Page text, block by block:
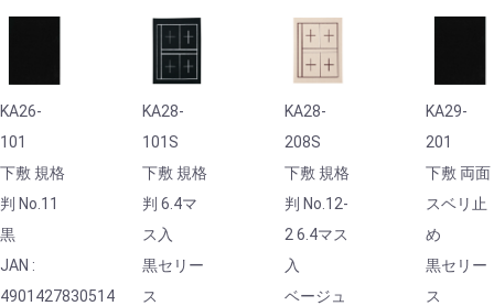
KA26-
101
下敷 規格
判 No.11
黒
JAN :
4901427830514
KA28-
101S
下敷 規格
判 6.4マ
ス入
黒セリー
ス
KA28-
208S
下敷 規格
判 No.12-
2 6.4マス
入
ベージュ
KA29-
201
下敷 両面
スベリ止
め
黒セリー
ス